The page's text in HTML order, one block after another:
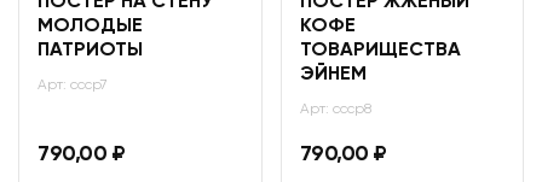
МОЛОДЫЕ
ПАТРИОТЫ
Арт: ссср7
790,00 ₽
КОФЕ
ТОВАРИЩЕСТВА
ЭЙНЕМ
Арт: ссср8
790,00 ₽